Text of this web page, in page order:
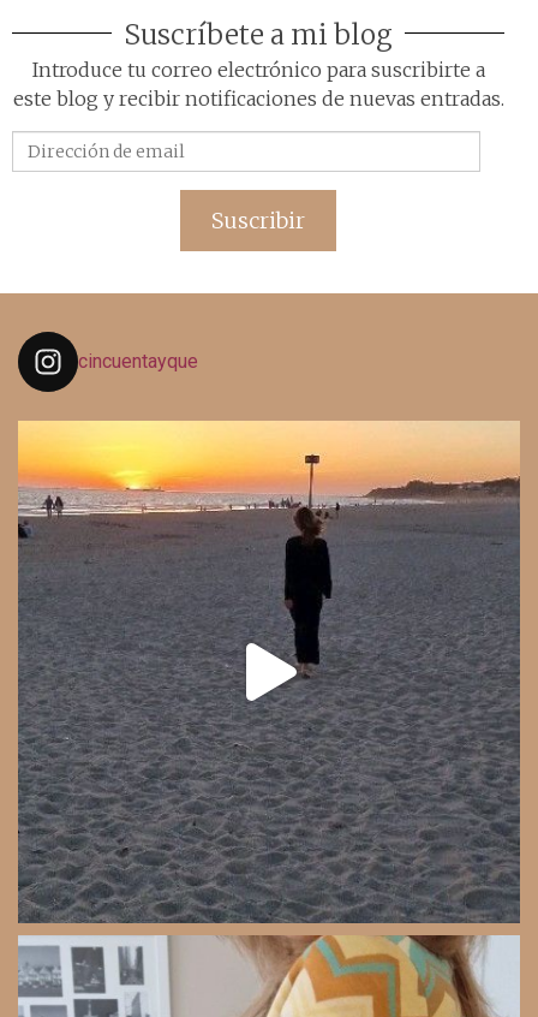
Suscríbete a mi blog
Introduce tu correo electrónico para suscribirte a
este blog y recibir notificaciones de nuevas entradas.
de
Suscribir
cincuentayque